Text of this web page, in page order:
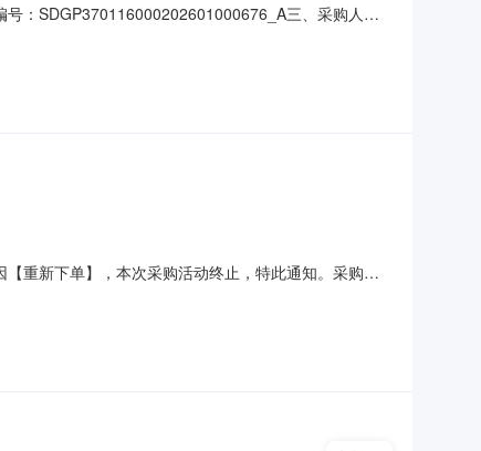
：SDGP370116000202601000676_A三、采购人：
息：济南市莱芜区张家洼街道白龙
重新下单】，本次采购活动终止，特此通知。采购单